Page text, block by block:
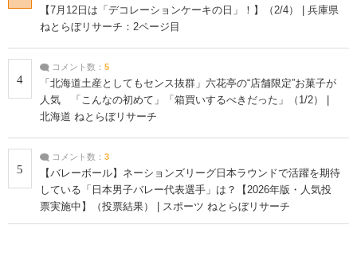
【7月12日は「デコレーションケーキの日」！】（2/4） | 兵庫県
ねとらぼリサーチ：2ページ目
4
コメント数： 5
「北海道土産としてもセンス抜群」六花亭の“店舗限定”お菓子が
人気 「こんなの初めて」「箱買いするべきだった」（1/2） |
北海道 ねとらぼリサーチ
5
コメント数： 3
【バレーボール】ネーションズリーグ日本ラウンドで活躍を期待
している「日本男子バレー代表選手」は？【2026年版・人気投
票実施中】（投票結果） | スポーツ ねとらぼリサーチ